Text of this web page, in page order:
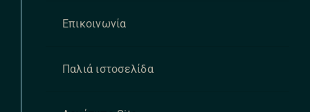
Επικοινωνία
Παλιά ιστοσελίδα